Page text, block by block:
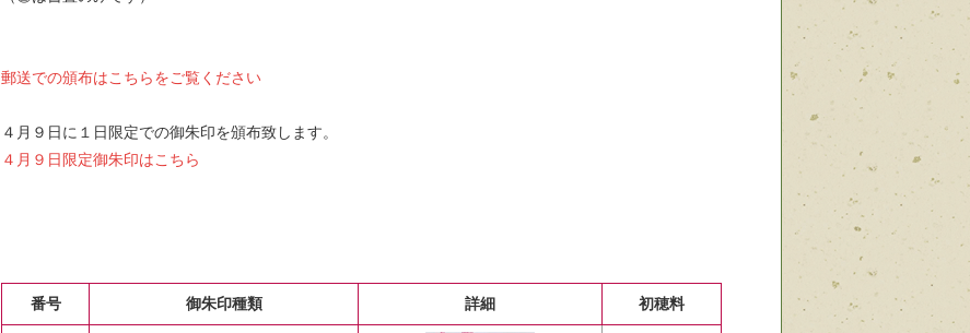
郵送での頒布はこちらをご覧ください
４月９日に１日限定での御朱印を頒布致します。
４月９日限定御朱印はこちら
番号 御朱印種類 詳細 初穂料